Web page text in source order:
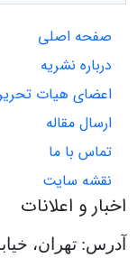
صفحه اصلی
درباره نشریه
اعضای هیات
ارسال مقاله
تماس با ما
نقشه سایت
اخبار و اعلانات
آدرس: تهران،